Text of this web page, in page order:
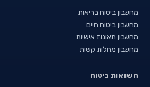
מחשבון ביטוח בריאות
מחשבון ביטוח חיים
מחשבון תאונות אישיות
מחשבון מחלות קשות
השוואות ביטוח